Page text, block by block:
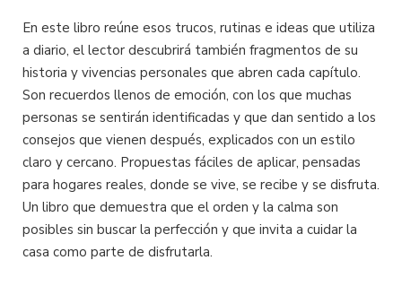
En este libro reúne esos trucos, rutinas e ideas que utiliza
a diario, el lector descubrirá también fragmentos de su
historia y vivencias personales que abren cada capítulo.
Son recuerdos llenos de emoción, con los que muchas
personas se sentirán identificadas y que dan sentido a los
consejos que vienen después, explicados con un estilo
claro y cercano. Propuestas fáciles de aplicar, pensadas
para hogares reales, donde se vive, se recibe y se disfruta.
Un libro que demuestra que el orden y la calma son
posibles sin buscar la perfección y que invita a cuidar la
casa como parte de disfrutarla.